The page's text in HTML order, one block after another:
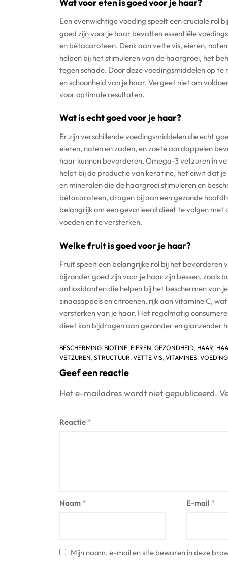
Een evenwichtige voeding speelt een cruciale rol
goed zijn voor je haar bevatten essentiële
en bètacaroteen. Denk aan vette vis, eieren,
helpen bij het stimuleren van de haargroei, het
tegen schade. Door deze voedingsmiddelen op
en schoonheid van je haar. Vergeet niet om
voor optimale resultaten.
Wat is echt goed voor je haar?
Er zijn verschillende voedingsmiddelen die echt
eieren, noten en zaden, en zoete aardappelen
haar kunnen bevorderen. Omega-3 vetzuren in
helpt bij de productie van keratine, het eiwit dat
en mineralen die de haargroei stimuleren en
bètacaroteen, dragen bij aan een gezonde
belangrijk om een gevarieerd dieet te volgen
voeden en te versterken.
Welke fruit is goed voor je haar?
Fruit speelt een belangrijke rol bij het bevorderen
bijzonder goed zijn voor je haar zijn bessen, zoals
antioxidanten die helpen bij het beschermen van
sinaasappels en citroenen, rijk aan vitamine C,
versterken van je haar. Het regelmatig
dieet kan bijdragen aan gezonder en glanzender
BESCHERMING, BIOTINE, EIEREN, GEZONDHEID, HAAR,
VETZUREN, STRUCTUUR, VETTE VIS, VITAMINES, VOEDING
Geef een reactie
Het e-mailadres wordt niet gepubliceerd.
Reactie *
Naam * E-mail *
Mijn naam, e-mail en site bewaren in deze